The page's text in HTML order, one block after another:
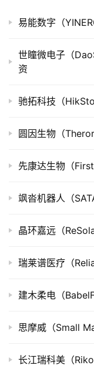
购
组
司
创
投
据
创
学
易能数字（
世瞳微电子（
资
驰拓科技（
圆因生物（
先康达生物（
飒沓机器人（
晶环嘉远（
瑞莱谱医疗（
建木柔电（
思摩威（Small
长江瑞科美（